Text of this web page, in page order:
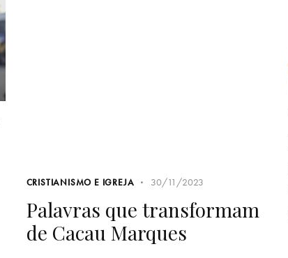
de Cacau Marques